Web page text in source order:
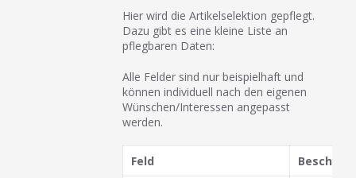
Hier wird die Artikelselektion gepflegt.
Dazu gibt es eine kleine Liste an
pflegbaren Daten:
Alle Felder sind nur beispielhaft und
können individuell nach den eigenen
Wünschen/Interessen angepasst
werden.
Feld